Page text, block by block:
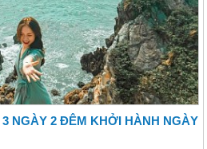
NGÀY 2 ĐÊM KHỞI HÀNH NGÀY